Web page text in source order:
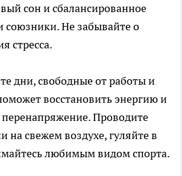
сон и сбалансированное
союзники. Не забывайте о
стресса.
дни, свободные от работы и
восстановить энергию и
перенапряжение. Проводите
на свежем воздухе, гуляйте в
любимым видом спорта.